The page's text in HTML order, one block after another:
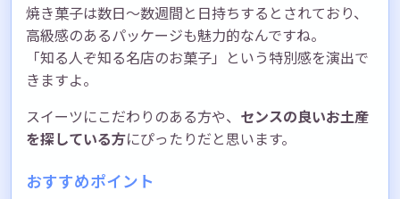
焼き菓子は数日〜数週間と日持ちするとされており、
高級感のあるパッケージも魅力的なんですね。
「知る人ぞ知る名店のお菓子」という特別感を演出で
きますよ。
スイーツにこだわりのある方や、 センスの良いお土産
を探している方にぴったりだと思います。
おすすめポイント